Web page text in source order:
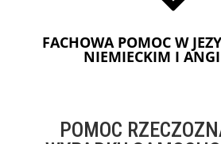
FACHOWA POMOC W
NIEMIECKIM I
POMOC